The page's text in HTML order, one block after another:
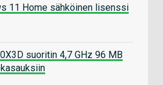
11 Home sähköinen lisenssi
suoritin 4,7 GHz 96 MB